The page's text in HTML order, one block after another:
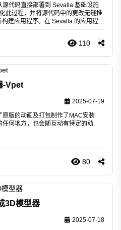
代码直接部署到 Sevalla 基础设施
此过程，并将源代码中的更改无缝推
建应用程序。在 Sevalla 的应用程序
行的一组指令，用于执行一项或多
过应用程序
110
-Vpet
2025-07-19
版的动画及打包制作了MAC安装
何地方，也会随互动有特定的动
80
3D模型器
2025-07-18